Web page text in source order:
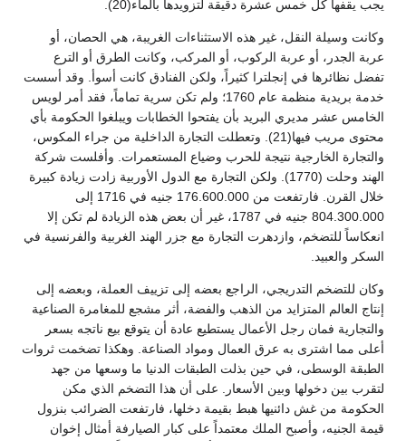
يجب يقفها كل خمس عشرة دقيقة لتزويدها بالماء(20).
وكانت وسيلة النقل، غير هذه الاستثناءات الغريبة، هي الحصان، أو
عربة الجدر، أو عربة الركوب، أو المركب، وكانت الطرق أو الترع
تفضل نظائرها في إنجلترا كثيراً، ولكن الفنادق كانت أسوأ. وقد أسست
خدمة بريدية منظمة عام 1760؛ ولم تكن سرية تماماً، فقد أمر لويس
الخامس عشر مديري البريد بأن يفتحوا الخطابات ويبلغوا الحكومة بأي
محتوى مريب فيها(21). وتعطلت التجارة الداخلية من جراء المكوس،
والتجارة الخارجية نتيجة للحرب وضياع المستعمرات. وأفلست شركة
الهند وحلت (1770). ولكن التجارة مع الدول الأوربية زادت زيادة كبيرة
خلال القرن. فارتفعت من 176.600.000 جنيه في 1716 إلى
804.300.000 جنيه في 1787، غير أن بعض هذه الزيادة لم تكن إلا
انعكاساً للتضخم، وازدهرت التجارة مع جزر الهند الغربية والفرنسية في
السكر والعبيد.
وكان للتضخم التدريجي، الراجع بعضه إلى تزييف العملة، وبعضه إلى
إنتاج العالم المتزايد من الذهب والفضة، أثر مشجع للمغامرة الصناعية
والتجارية فمان رجل الأعمال يستطيع عادة أن يتوقع بيع ناتجه بسعر
أعلى مما اشترى به عرق العمال ومواد الصناعة. وهكذا تضخمت ثروات
الطبقة الوسطى، في حين بذلت الطبقات الدنيا ما وسعها من جهد
لتقرب بين دخولها وبين الأسعار. على أن هذا التضخم الذي مكن
الحكومة من غش دائنيها هبط بقيمة دخلها، فارتفعت الضرائب بنزول
قيمة الجنيه، وأصبح الملك معتمداً على كبار الصيارفة أمثال إخوان